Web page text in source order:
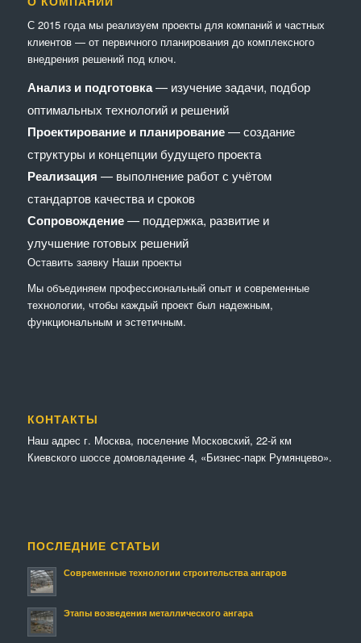
С 2015 года мы реализуем проекты для компаний и частных
клиентов — от первичного планирования до комплексного
внедрения решений под ключ.
Анализ и подготовка— изучение задачи, подбор
оптимальных технологий и решений
Проектирование и планирование— создание
структуры и концепции будущего проекта
Реализация — выполнение работ с учётом
стандартов качества и сроков
Сопровождение— поддержка, развитие и
улучшение готовых решений
Оставить заявку Наши проекты
Мы объединяем профессиональный опыт и современные
технологии, чтобы каждый проект был надежным,
функциональным и эстетичным.
КОНТАКТЫ
Наш адрес г. Москва, поселение Московский, 22-й км
Киевского шоссе домовладение 4, «Бизнес-парк Румянцево».
ПОСЛЕДНИЕ СТАТЬИ
Современные технологии строительства ангаров
Этапы возведения металлического ангара